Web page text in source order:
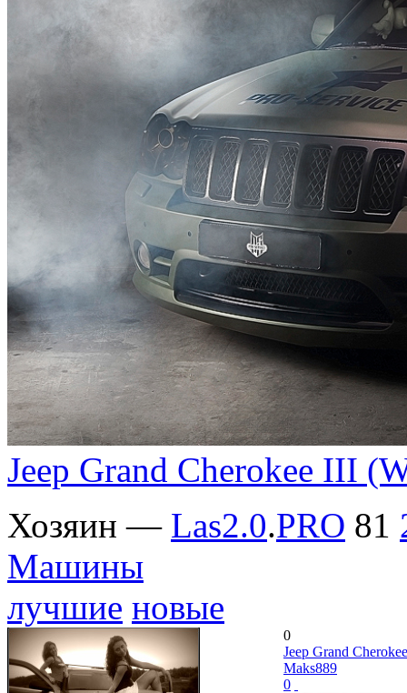
Jeep Grand Cherokee III
Хозяин — Las2.0.PRO 81
Машины
лучшие новые
0
Jeep Grand
Maks889
0